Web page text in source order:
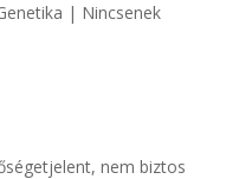
| Nincsenek
nem biztos